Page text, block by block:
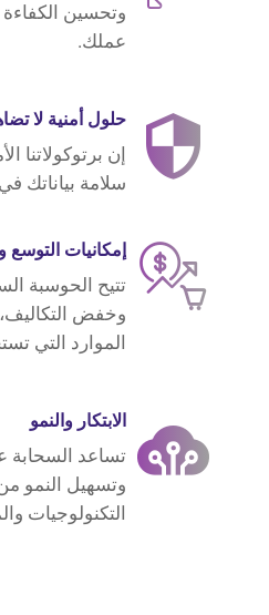
وتحسين
عملك.
حلول أمنية لا
إن برتوكولاتنا
سلامة بياناتك
إمكانيات التوسع
تتيح الحوسبة
وخفض
الموارد التي
الابتكار والنمو
تساعد السحابة
وتسهيل النمو
التكنولوجيات